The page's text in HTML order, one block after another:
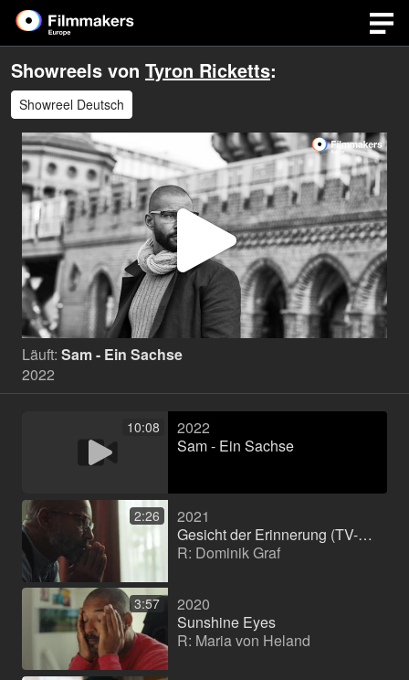
Showreels von Tyron Ricketts:
Showreel Deutsch
Video
Läuft: Sam - Ein Sachse
2022
10:08
2022
Sam - Ein Sachse
2:26
2021
Gesicht der Erinnerung (TV-Movie)
R: Dominik Graf
3:57
2020
Sunshine Eyes
R: Maria von Heland